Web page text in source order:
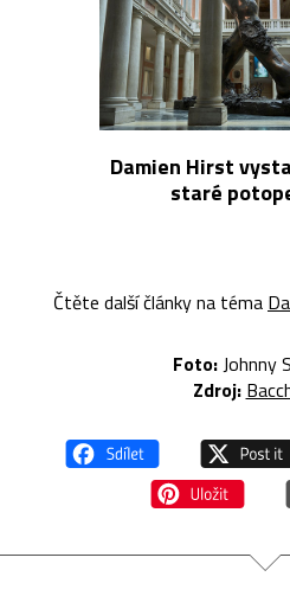
Damien Hirst
staré
Čtěte další články na téma
Foto:Johnny
Zdroj: